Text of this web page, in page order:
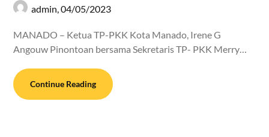
admin,04/05/2023
MANADO – Ketua TP-PKK Kota Manado, Irene G
Angouw Pinontoan bersama Sekretaris TP- PKK Merry…
Continue Reading